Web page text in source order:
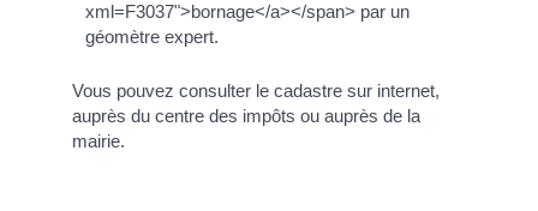
xml=F3037">bornage</a></span> par un
géomètre expert.
Vous pouvez consulter le cadastre sur internet,
auprès du centre des impôts ou auprès de la
mairie.